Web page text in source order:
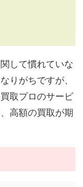
して慣れていな
りがちですが、
取プロのサービ
高額の買取が期